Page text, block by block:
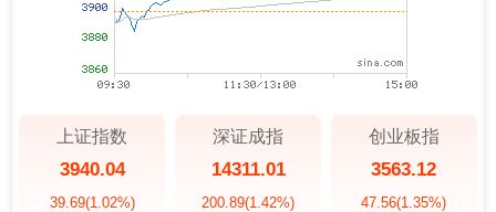
上证指数
3940.04
39.69(1.02%)
深证成指
14311.01
200.89(1.42%)
创业板指
3563.12
47.56(1.35%)